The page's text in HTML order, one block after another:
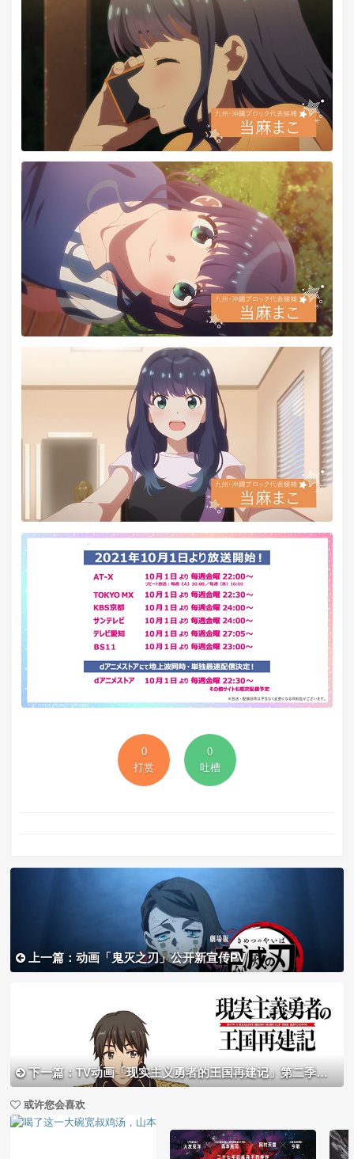
0
打赏
0
吐槽
上一篇：动画「鬼灭之刃」公开新宣传PV
下一篇：TV动画「现实主义勇者的王国再建记」第二季先导PV及视觉图公布
或许您会喜欢